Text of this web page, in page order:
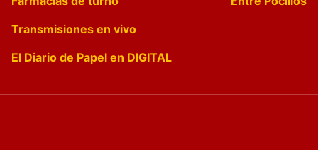
Transmisiones en vivo
El Diario de Papel en DIGITAL